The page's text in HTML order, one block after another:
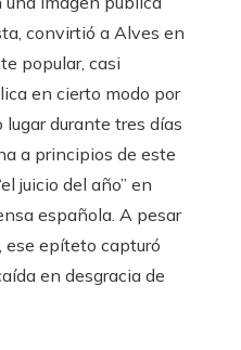
convirtió a Alves en
popular, casi
en cierto modo por
lugar durante tres días
a principios de este
juicio del año” en
española. A pesar
ese epíteto capturó
en desgracia de